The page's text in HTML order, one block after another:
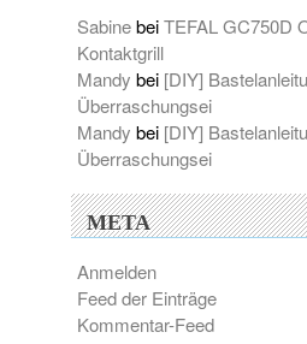
SabinebeiTEFAL GC750D
Kontaktgrill
Mandy bei [DIY]
Überraschungsei
Mandy bei [DIY]
Überraschungsei
META
Anmelden
Feed der Einträge
Kommentar-Feed